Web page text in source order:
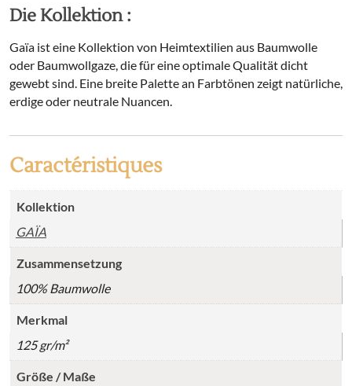
Die Kollektion :
Gaïa ist eine Kollektion von Heimtextilien aus Baumwolle
oder Baumwollgaze, die für eine optimale Qualität dicht
gewebt sind. Eine breite Palette an Farbtönen zeigt natürliche,
erdige oder neutrale Nuancen.
Caractéristiques
Kollektion
GAÏA
Zusammensetzung
100% Baumwolle
Merkmal
125 gr/m²
Größe / Maße